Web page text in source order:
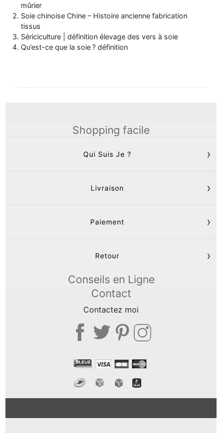
mûrier
Soie chinoise Chine – Histoire ancienne fabrication
tissus
Sériciculture | définition élevage des vers à soie
Qu’est-ce que la soie ? définition
Shopping facile
Qui Suis Je ?
Livraison
Paiement
Retour
Conseils en Ligne
Contact
Contactez moi